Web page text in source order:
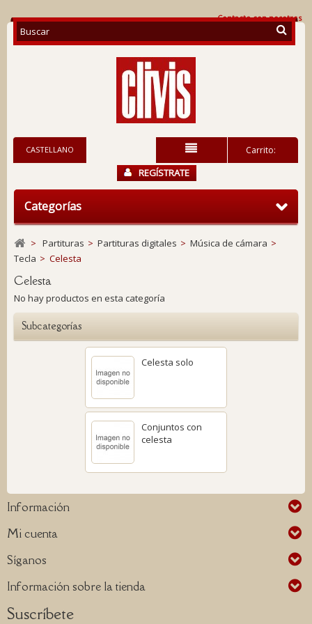
Contacte con nosotros
Carrito:
CASTELLANO
REGÍSTRATE
Categorías
> Partituras > Partituras digitales > Música de cámara >
Tecla > Celesta
Celesta
No hay productos en esta categoría
Subcategorías
Celesta solo
Conjuntos con
celesta
Información
Mi cuenta
Síganos
Información sobre la tienda
Suscríbete